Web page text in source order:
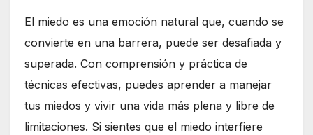
El miedo es una emoción natural que, cuando se
convierte en una barrera, puede ser desafiada y
superada. Con comprensión y práctica de
técnicas efectivas, puedes aprender a manejar
tus miedos y vivir una vida más plena y libre de
limitaciones. Si sientes que el miedo interfiere